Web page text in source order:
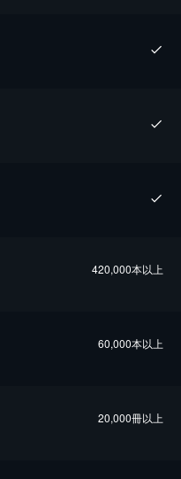
420,000本以上
60,000本以上
20,000冊以上